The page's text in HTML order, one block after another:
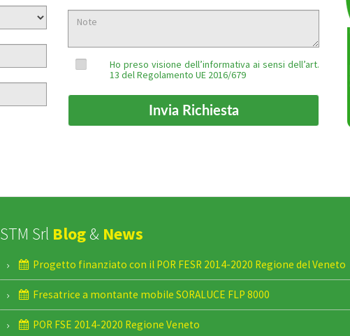
Ho preso visione dell’informativa ai sensi dell’art.
13 del Regolamento UE 2016/679
STM Srl Blog& News
Progetto finanziato con il POR FESR 2014-2020 Regione del Veneto
Fresatrice a montante mobile SORALUCE FLP 8000
POR FSE 2014-2020 Regione Veneto